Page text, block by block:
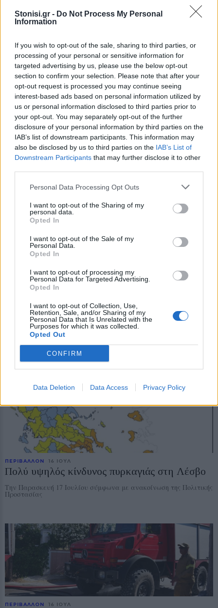
Stonisi.gr - Do Not Process My Personal
Information
If you wish to opt-out of the sale, sharing to third parties, or
processing of your personal or sensitive information for
targeted advertising by us, please use the below opt-out
section to confirm your selection. Please note that after your
opt-out request is processed you may continue seeing
interest-based ads based on personal information utilized by
us or personal information disclosed to third parties prior to
your opt-out. You may separately opt-out of the further
disclosure of your personal information by third parties on the
IAB’s list of downstream participants. This information may
also be disclosed by us to third parties on the IAB’s List of
Downstream Participants that may further disclose it to other
Personal Data Processing Opt Outs
I want to opt-out of the Sharing of my
personal data.
Opted In
I want to opt-out of the Sale of my
Personal Data.
Opted In
I want to opt-out of processing my
Personal Data for Targeted Advertising.
Opted In
I want to opt-out of Collection, Use,
Retention, Sale, and/or Sharing of my
Personal Data that Is Unrelated with the
Purposes for which it was collected.
Opted Out
CONFIRM
Data Deletion Data Access Privacy Policy
Η ανακύκλωση κερδίζει έδαφος στη Λέσβο
ΠΕΡΙΒΑΛΛΟΝ 17 ΙΟΥΛ
Εξαιρετικά επικίνδυνο το επόμενο διάστημα
Αυστηρή προειδοποίηση της Πυροσβεστικής προς τους πολίτες
ΣΥΝΕΝΤΕΥΞΗ
«Τα σκουπίδια μπορούν να γίνουν θησαυρός
για τη Λέσβο»
Έργα περίπου 40 εκατ. ευρώ για ανακύκλωση και επεξεργασία
απορριμμάτων παρουσίασε ο Γιώργος Αλεξίου. Σε δεύτερο πλάνο,
αλλά με ασφυκτικά περιθώρια, η επέκταση του κυττάρου του
Γράφει η ΜΑΡΙΑ ΧΑΤΖΗΓΕΩΡΓΙΟΥ
ΠΕΡΙΒΑΛΛΟΝ 16 ΙΟΥΛ
Πολύ υψηλός κίνδυνος πυρκαγιάς στη Λέσβο
Την Παρασκευή 17 Ιουλίου σύμφωνα με ανακοίνωση της Πολιτικής
Προστασίας
ΠΕΡΙΒΑΛΛΟΝ 16 ΙΟΥΛ